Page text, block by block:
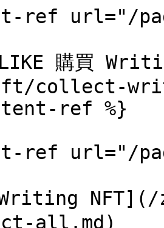
ref url="/
LIKE 購買
collect-
ref %}
ref url="/
Writing
all.md)